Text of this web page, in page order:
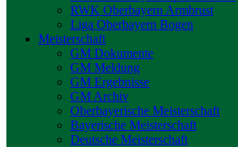
RWK Oberbayern Armbrust
Liga Oberbayern Bogen
Meisterschaft
GM Dokumente
GM Meldung
GM Ergebnisse
GM Archiv
Oberbayerische Meisterschaft
Bayerische Meisterschaft
Deutsche Meisterschaft